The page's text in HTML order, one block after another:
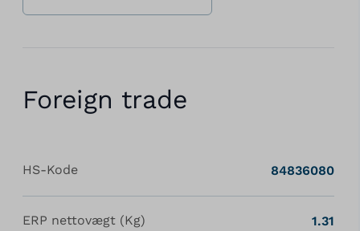
Foreign trade
HS-Kode 84836080
ERP nettovægt (Kg) 1.31